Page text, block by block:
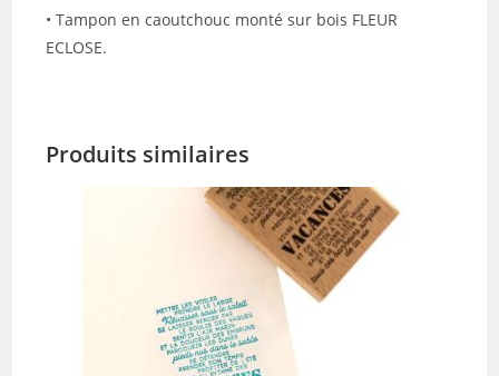
• Tampon en caoutchouc monté sur bois FLEUR
ECLOSE.
Produits similaires